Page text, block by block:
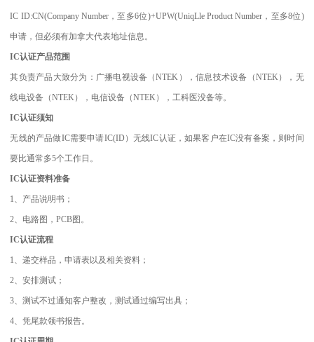
IC ID:CN(Company Number，至多6位)+UPW(UniqLle Product Number，至多8位)
申请，但必须有加拿大代表地址信息。
IC认证产品范围
其负责产品大致分为：广播电视设备（NTEK），信息技术设备（NTEK），无
线电设备（NTEK），电信设备（NTEK），工科医没备等。
IC认证须知
无线的产品做IC需要申请IC(ID）无线IC认证，如果客户在IC没有备案，则时间
要比通常多5个工作日。
IC认证资料准备
1、产品说明书；
2、电路图，PCB图。
IC认证流程
1、递交样品，申请表以及相关资料；
2、安排测试；
3、测试不过通知客户整改，测试通过编写出具；
4、凭尾款领书报告。